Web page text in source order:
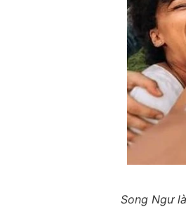
Song Ngư